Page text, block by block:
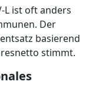
L ist oft anders
Der
basierend
stimmt.